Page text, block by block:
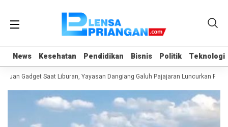
News Kesehatan Pendidikan Bisnis Politik Teknologi
News Kesehatan Pendidikan Bisnis Politik Teknologi
Gadget Saat Liburan, Yayasan Dangiang Galuh Pajajaran Luncurkan